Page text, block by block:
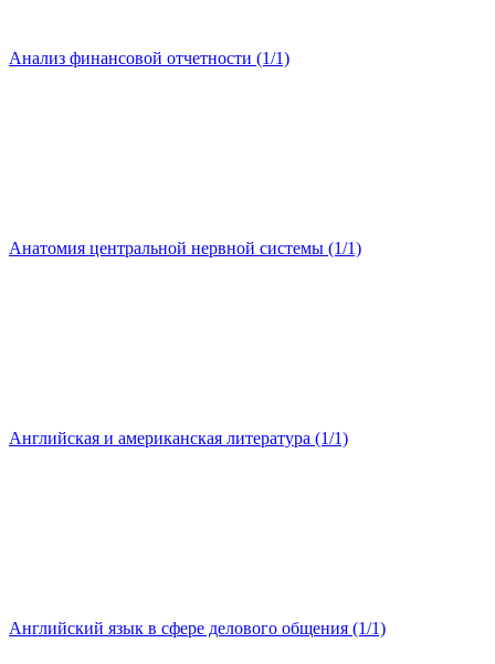
Анализ финансовой отчетности (1/1)
Анатомия центральной нервной системы (1/1)
Английская и американская литература (1/1)
Английский язык в сфере делового общения (1/1)